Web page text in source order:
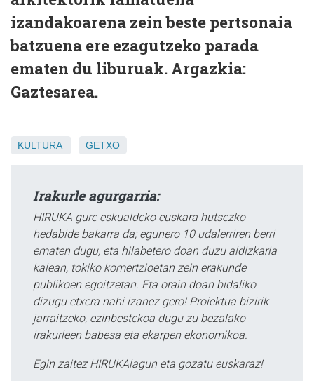
izandakoarena zein beste pertsonaia
batzuena ere ezagutzeko parada
ematen du liburuak. Argazkia:
Gaztesarea.
KULTURA GETXO
Irakurle agurgarria:
HIRUKA gure eskualdeko euskara hutsezko
hedabide bakarra da; egunero 10 udalerriren berri
ematen dugu, eta hilabetero doan duzu aldizkaria
kalean, tokiko komertzioetan zein erakunde
publikoen egoitzetan. Eta orain doan bidaliko
dizugu etxera nahi izanez gero! Proiektua bizirik
jarraitzeko, ezinbestekoa dugu zu bezalako
irakurleen babesa eta ekarpen ekonomikoa.
Egin zaitez HIRUKAlagun eta gozatu euskaraz!